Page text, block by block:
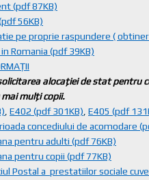
(pdf 87KB)
56KB)
pe proprie raspundere (
Romania (pdf 39KB)
alocaţiei de stat pentru
mulţi copii.
E402 (pdf 301KB) E405 (pdf
concediului de acomodare
pentru adulti (pdf 76KB)
pentru copii (pdf 77KB)
Postal a prestatiilor sociale